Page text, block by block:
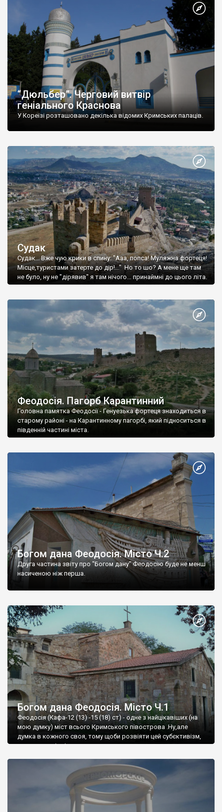
“Дюльбер”. Черговий витвір
геніального Краснова
У Кореїзі розташовано декілька відомих Кримських палаців.
Судак
Судак... Вже чую крики в спину: "Ааа, попса! Муляжна фортеця!
Місце,туристами затерте до дір!..." Но то шо? А мене ще там
не було, ну не "дірявив" я там нічого... принаймні до цього літа.
Феодосія. Пагорб Карантинний
Головна памятка Феодосії - Генуезька фортеця знаходиться в
старому районі - на Карантинному пагорбі, який підноситься в
південній частині міста.
Богом дана Феодосія. Місто Ч.2
Друга частина звіту про "Богом дану" Феодосію буде не менш
насиченою ніж перша.
Богом дана Феодосія. Місто Ч.1
Феодосія (Кафа-12 (13) -15 (18) ст) - одне з найцікавіших (на
мою думку) міст всього Кримського півострова .Ну,але
думка в кожного своя, тому щоби розвіяти цей субєктивізм,
запрошую відвідати це